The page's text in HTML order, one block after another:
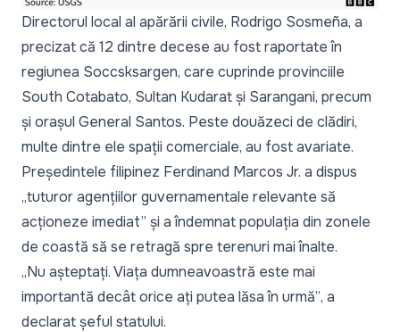
Directorul local al apărării civile, Rodrigo Sosmeña, a
precizat că 12 dintre decese au fost raportate în
regiunea Soccsksargen, care cuprinde provinciile
South Cotabato, Sultan Kudarat și Sarangani, precum
și orașul General Santos. Peste douăzeci de clădiri,
multe dintre ele spații comerciale, au fost avariate.
Președintele filipinez Ferdinand Marcos Jr. a dispus
„tuturor agențiilor guvernamentale relevante să
acționeze imediat” și a îndemnat populația din zonele
de coastă să se retragă spre terenuri mai înalte.
„Nu așteptați. Viața dumneavoastră este mai
importantă decât orice ați putea lăsa în urmă”, a
declarat șeful statului.